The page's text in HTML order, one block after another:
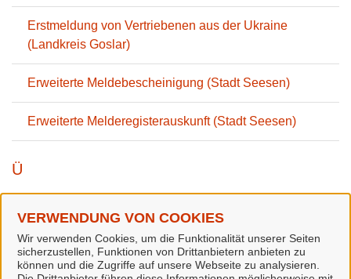
VERWENDUNG VON COOKIES
Wir verwenden Cookies, um die Funktionalität unserer Seiten
sicherzustellen, Funktionen von Drittanbietern anbieten zu
können und die Zugriffe auf unsere Webseite zu analysieren.
Erstmeldung von Vertriebenen aus der Ukraine
(Landkreis Goslar)
Erweiterte Meldebescheinigung (Stadt Seesen)
Erweiterte Melderegisterauskunft (Stadt Seesen)
Ü
W